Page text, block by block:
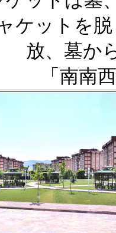
ットを脱
放、墓か
「南南